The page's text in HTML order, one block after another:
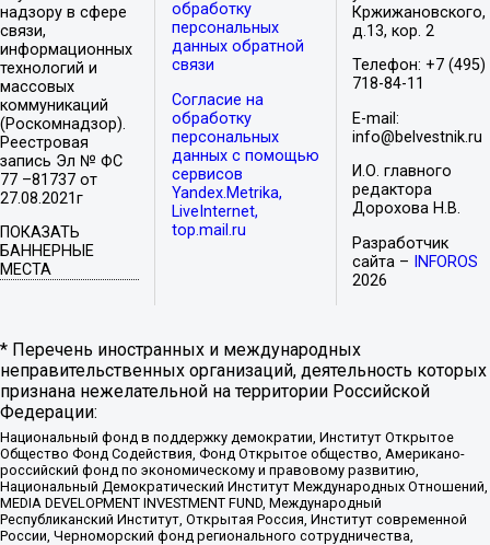
надзору в сфере
связи,
информационных
технологий и
массовых
коммуникаций
(Роскомнадзор).
Реестровая
запись Эл № ФС
77 –81737 от
27.08.2021г
ПОКАЗАТЬ
БАННЕРНЫЕ
МЕСТА
обработку
персональных
данных обратной
связи
Согласие на
обработку
персональных
данных с помощью
сервисов
Yandex.Metrika,
LiveInternet,
top.mail.ru
Кржижановского,
д.13, кор. 2
Телефон: +7 (495)
718-84-11
E-mail:
info@belvestnik.ru
И.О. главного
редактора
Дорохова Н.В.
Разработчик
сайта –
INFOROS
2026
* Перечень иностранных и международных
неправительственных организаций, деятельность которых
признана нежелательной на территории Российской
Федерации:
Национальный фонд в поддержку демократии, Институт Открытое
Общество Фонд Содействия, Фонд Открытое общество, Американо-
российский фонд по экономическому и правовому развитию,
Национальный Демократический Институт Международных Отношений,
MEDIA DEVELOPMENT INVESTMENT FUND, Международный
Республиканский Институт, Открытая Россия, Институт современной
России, Черноморский фонд регионального сотрудничества,